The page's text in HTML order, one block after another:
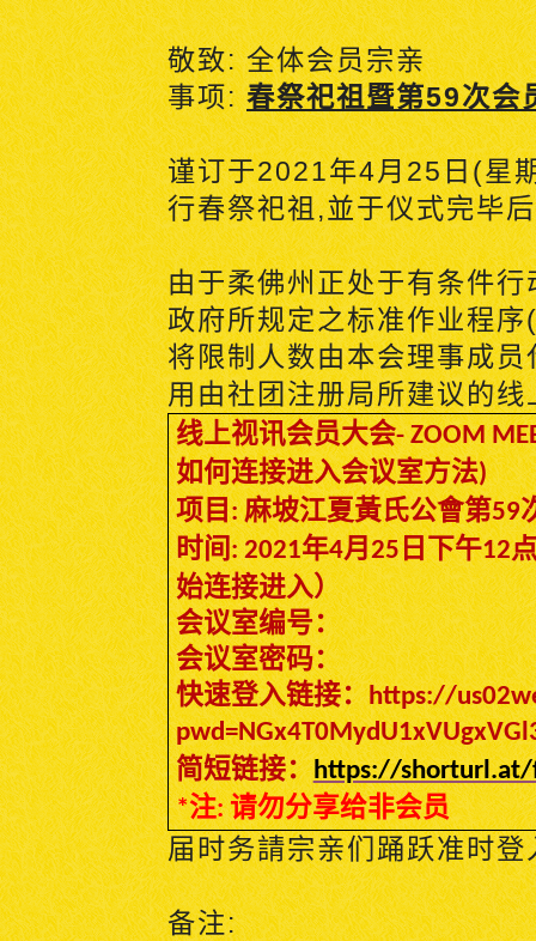
敬致:全体会员宗亲
事项:春祭祀祖暨第59次会
谨订于2021年4月25日(星
行春祭祀祖,並于仪式完毕
由于柔佛州正处于有条件行
政府所规定之标准作业程序
将限制人数由本会理事成员
用由社团注册局所建议的
线上视讯会员大会- ZOOM
如何连接进入会议室方法)
项目:麻坡江夏黃氏公會第59
时间: 2021年4月25日下午12
始连接进入）
会议室编号：
会议室密码：
快速登入链接：https://
简短链接：https://shorturl.at/
*注:请勿分享给非会员
届时务請宗亲们踊跃准时
备注: